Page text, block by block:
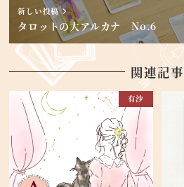
新しい投稿
タロットの大アルカナ No.6
関連記事
有沙